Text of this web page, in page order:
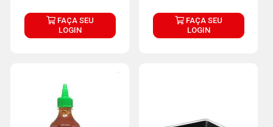
FAÇA SEU
LOGIN
FAÇA SEU
LOGIN